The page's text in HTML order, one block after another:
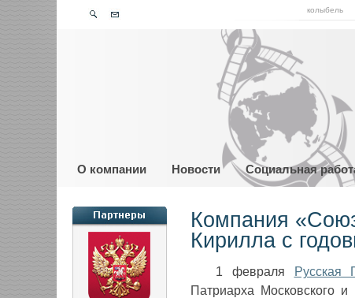
колыбель
О компании Новости Социальная
Компания
Кирилла с
1 февраля Русская
Патриарха Московского